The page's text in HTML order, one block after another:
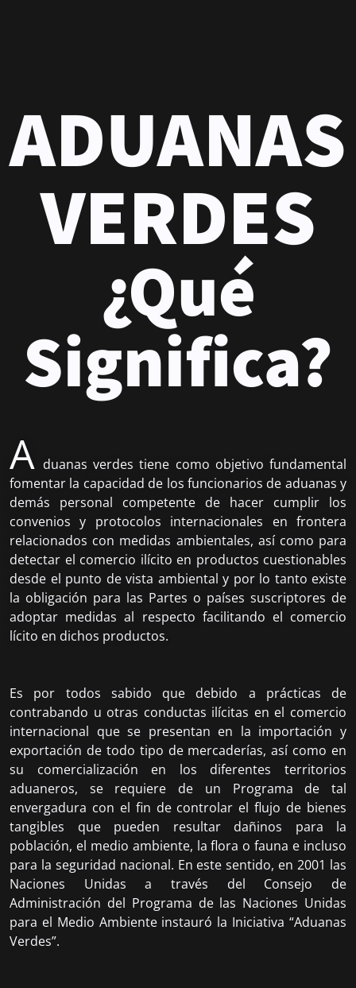
ADUANAS
VERDES
¿Qué
Significa?
A duanas verdes tiene como objetivo fundamental
fomentar la capacidad de los funcionarios de aduanas y
demás personal competente de hacer cumplir los
convenios y protocolos internacionales en frontera
relacionados con medidas ambientales, así como para
detectar el comercio ilícito en productos cuestionables
desde el punto de vista ambiental y por lo tanto existe
la obligación para las Partes o países suscriptores de
adoptar medidas al respecto facilitando el comercio
lícito en dichos productos.
Es por todos sabido que debido a prácticas de
contrabando u otras conductas ilícitas en el comercio
internacional que se presentan en la importación y
exportación de todo tipo de mercaderías, así como en
su comercialización en los diferentes territorios
aduaneros, se requiere de un Programa de tal
envergadura con el fin de controlar el flujo de bienes
tangibles que pueden resultar dañinos para la
población, el medio ambiente, la flora o fauna e incluso
para la seguridad nacional. En este sentido, en 2001 las
Naciones Unidas a través del Consejo de
Administración del Programa de las Naciones Unidas
para el Medio Ambiente instauró la Iniciativa “Aduanas
Verdes”.